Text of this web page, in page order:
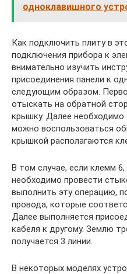
одноклавишного
Как подключить плиту в
подключения прибора к
внимательно изучить
присоединения панели к
следующим образом.
отыскать на обратной
крышку. Далее необходимо
можно воспользоваться
крышкой располагаются
В том случае, если клемм 6,
необходимо провести
выполнить эту операцию,
провода, которые
Далее выполняется
кабеля к другому. Землю
получается 3 линии.
В некоторых моделях